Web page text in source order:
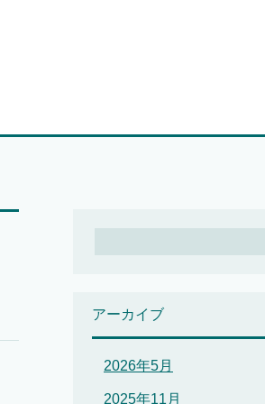
アーカイブ
2026年5月
2025年11月